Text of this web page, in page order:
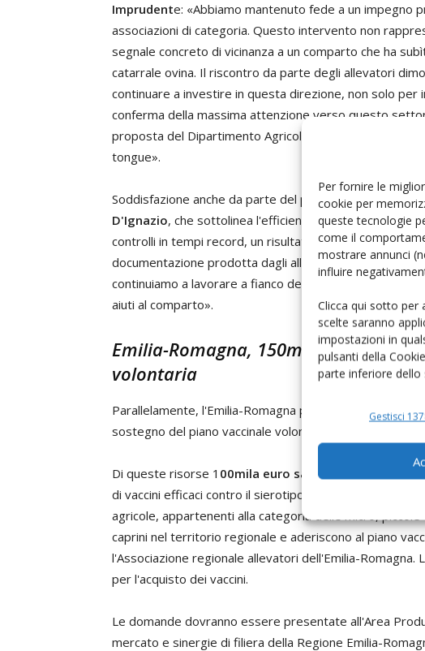
Per fornire le
cookie per
queste tecnologie
come il
mostrare annunci
influire
Clicca qui sotto per
scelte saranno
impostazioni in
pulsanti della
parte inferiore dello
Gestisci
Imprudente: «Abbiamo mantenuto fede a un impegno
associazioni di categoria. Questo intervento non
segnale concreto di vicinanza a un comparto che ha
catarrale ovina. Il riscontro da parte degli allevatori
continuare a investire in questa direzione, non solo
conferma della massima attenzione verso questo
proposta del Dipartimento Agricoltura, ha già stanziato
tongue».
Soddisfazione anche da parte del presidente di
D'Ignazio, che sottolinea l'efficienza della macchina
controlli in tempi record, un risultato non scontato data
documentazione prodotta dagli allevatori. Ora siamo
continuiamo a lavorare a fianco del Dipartimento
aiuti al comparto».
Emilia-Romagna, 150mila euro per
volontaria
Parallelamente, l'Emilia-Romagna punta sulla
sostegno del piano vaccinale volontario contro la Blue
Di queste risorse 1 00mila euro saranno utilizzate nel
di vaccini efficaci contro il sierotipo Btv-8 della febbre
agricole, appartenenti alla categoria delle micro,
caprini nel territorio regionale e aderiscono al piano
l'Associazione regionale allevatori dell'Emilia-
per l'acquisto dei vaccini.
Le domande dovranno essere presentate all'Area
mercato e sinergie di filiera della Regione Emilia-